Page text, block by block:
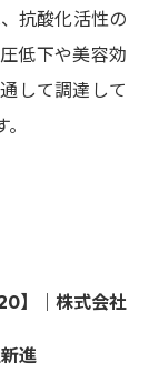
抗酸化活性の
低下や美容効
して調達して
】｜株式会社
進